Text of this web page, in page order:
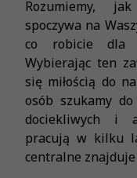
Rozumiemy,
spoczywa na
co robicie dla
Wybierając ten
się miłością do
osób szukamy
dociekliwych i
pracują w kilku
centralne znajduje